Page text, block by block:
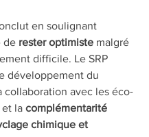
en soulignant
de rester optimiste malgré
difficile. Le SRP
développement du
collaboration avec les éco-
et la complémentarité
chimique et